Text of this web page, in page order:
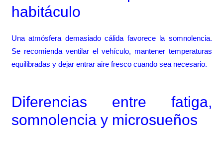
habitáculo
Una atmósfera demasiado cálida favorece la somnolencia.
Se recomienda ventilar el vehículo, mantener temperaturas
equilibradas y dejar entrar aire fresco cuando sea necesario.
Diferencias entre fatiga,
somnolencia y microsueños